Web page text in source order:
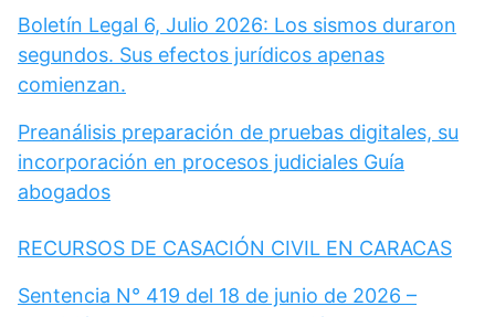
Boletín Legal 6, Julio 2026: Los sismos duraron
segundos. Sus efectos jurídicos apenas
comienzan.
Preanálisis preparación de pruebas digitales, su
incorporación en procesos judiciales Guía
abogados
RECURSOS DE CASACIÓN CIVIL EN CARACAS
Sentencia N° 419 del 18 de junio de 2026 –